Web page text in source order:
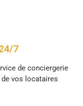
7
de conciergerie
vos locataires